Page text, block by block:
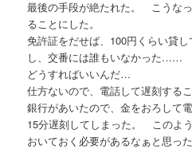
最後の手段が絶たれた。 こうな
ることにした。
免許証をだせば、100円くらい貸
し、交番には誰もいなかった……
どうすればいいんだ…
仕方ないので、電話して遅刻する
銀行があいたので、金をおろして電
15分遅刻してしまった。 このよ
おいておく必要があるなぁと思った